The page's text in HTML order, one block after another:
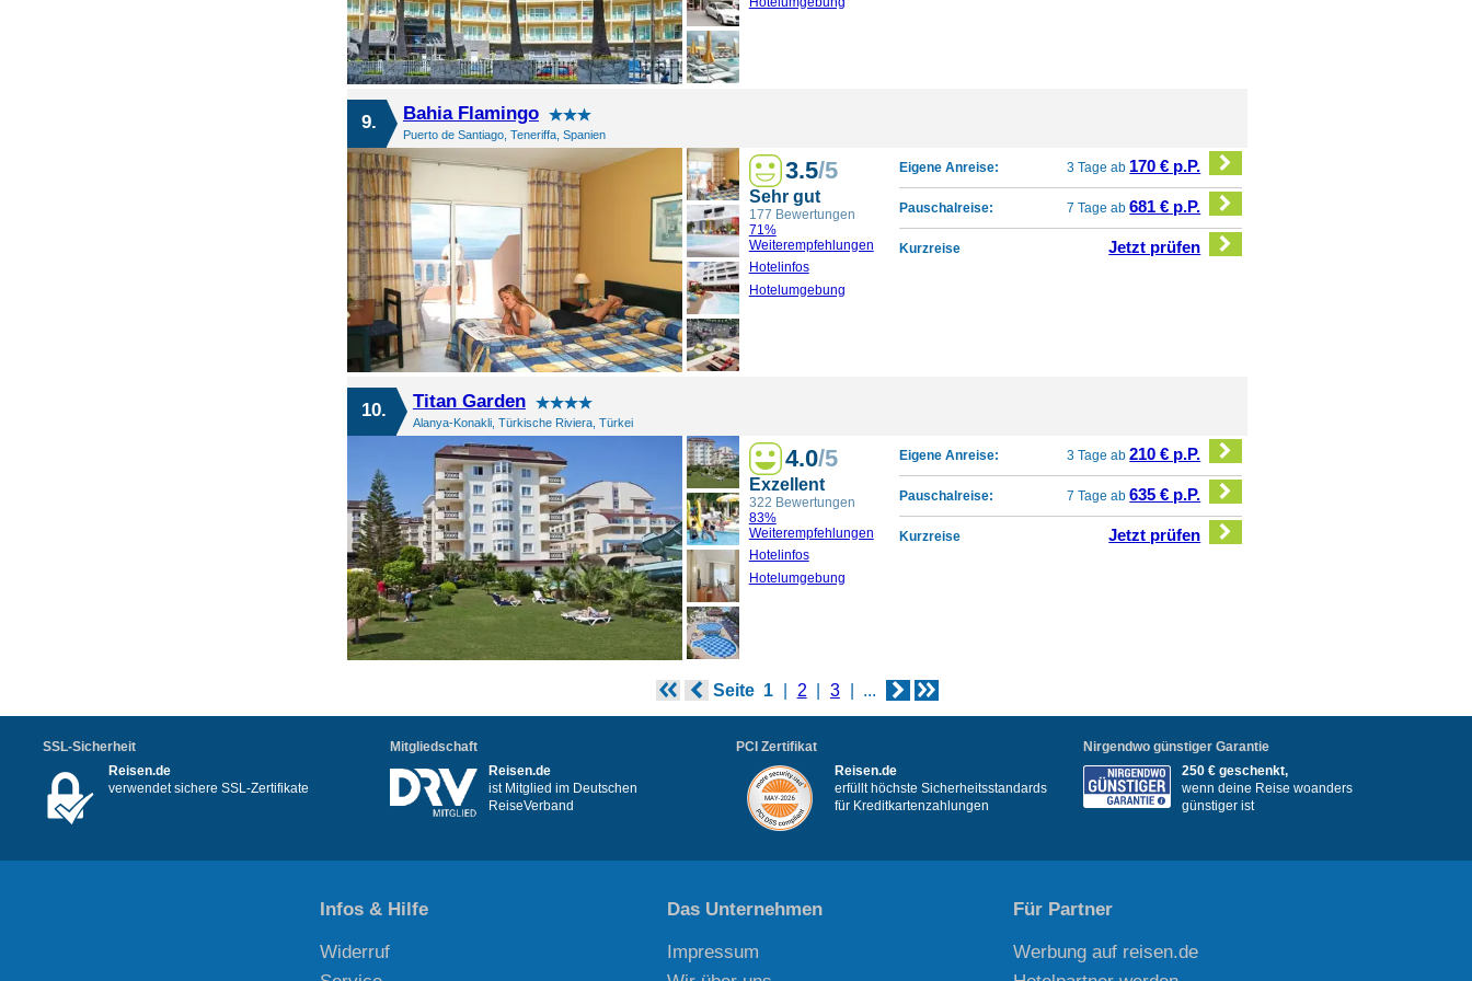
9. Bahia Flamingo
Puerto de Santiago, Teneriffa, Spanien
3.5/5
Sehr gut
177 Bewertungen
71%
Weiterempfehlungen
Hotelinfos
Hotelumgebung
Eigene Anreise: 3 Tage ab 170 € p.P.
Pauschalreise: 7 Tage ab681 € p.P.
Kurzreise Jetzt prüfen
10. Titan Garden
Alanya-Konakli, Türkische Riviera, Türkei
4.0/5
Exzellent
322 Bewertungen
83%
Weiterempfehlungen
Hotelinfos
Hotelumgebung
Eigene Anreise: 3 Tage ab210 € p.P.
Pauschalreise: 7 Tage ab635 € p.P.
Kurzreise Jetzt prüfen
Seite 1 2 3 ...
SSL-Sicherheit
Reisen.de
verwendet sichere SSL-Zertifikate
Mitgliedschaft
Reisen.de
ist Mitglied im Deutschen
ReiseVerband
PCI Zertifikat
Reisen.de
erfüllt höchste Sicherheitsstandards
für Kreditkartenzahlungen
Nirgendwo günstiger Garantie
250 € geschenkt,
wenn deine Reise woanders
günstiger ist
Infos & Hilfe
Widerruf
Das Unternehmen
Impressum
Für Partner
Werbung auf reisen.de